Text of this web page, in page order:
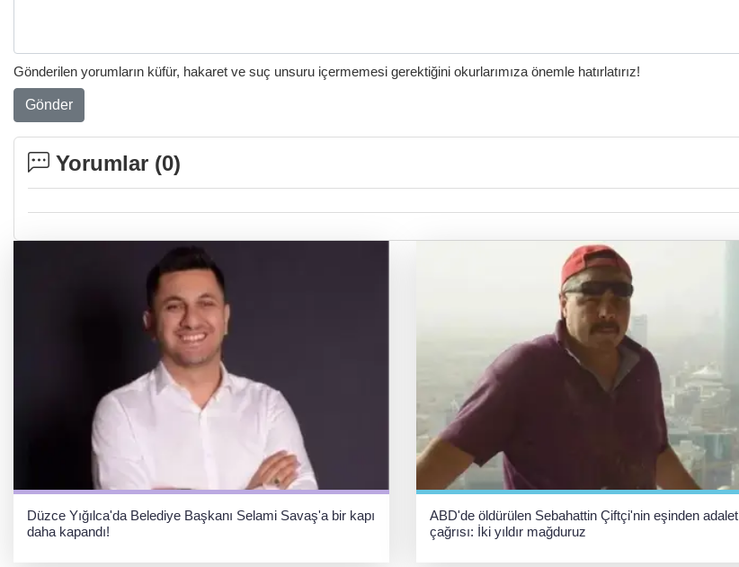
Gönderilen yorumların küfür, hakaret ve suç unsuru içermemesi gerektiğini okurlarımıza önemle hatırlatırız!
Gönder
Yorumlar (0)
Düzce Yığılca'da Belediye Başkanı Selami Savaş'a bir kapı
daha kapandı!
ABD'de öldürülen Sebahattin Çiftçi'nin eşinden adalet
çağrısı: İki yıldır mağduruz